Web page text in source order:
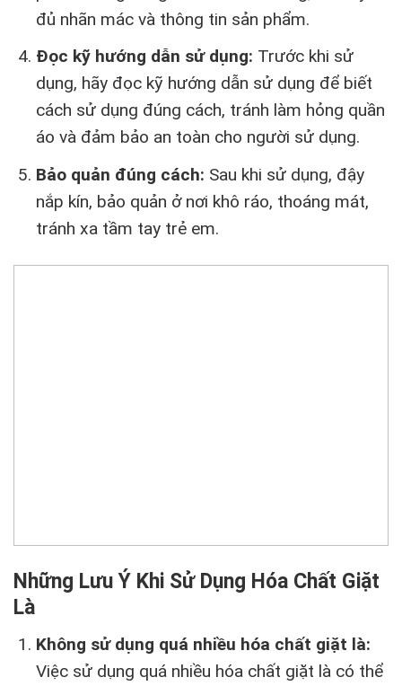
đủ nhãn mác và thông tin sản phẩm.
Đọc kỹ hướng dẫn sử dụng: Trước khi sử
dụng, hãy đọc kỹ hướng dẫn sử dụng để biết
cách sử dụng đúng cách, tránh làm hỏng quần
áo và đảm bảo an toàn cho người sử dụng.
Bảo quản đúng cách: Sau khi sử dụng, đậy
nắp kín, bảo quản ở nơi khô ráo, thoáng mát,
tránh xa tầm tay trẻ em.
Những Lưu Ý Khi Sử Dụng Hóa Chất Giặt
Là
Không sử dụng quá nhiều hóa chất giặt là:
Việc sử dụng quá nhiều hóa chất giặt là có thể